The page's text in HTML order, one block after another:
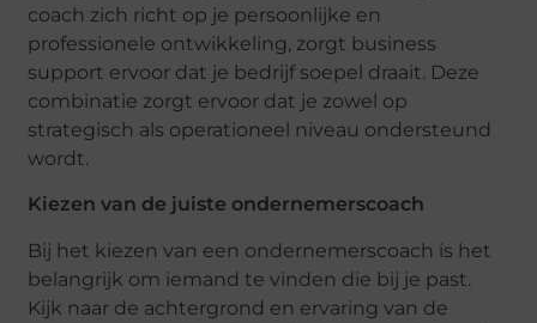
coach zich richt op je persoonlijke en
professionele ontwikkeling, zorgt business
support ervoor dat je bedrijf soepel draait. Deze
combinatie zorgt ervoor dat je zowel op
strategisch als operationeel niveau ondersteund
wordt.
Kiezen van de juiste ondernemerscoach
Bij het kiezen van een ondernemerscoach is het
belangrijk om iemand te vinden die bij je past.
Kijk naar de achtergrond en ervaring van de